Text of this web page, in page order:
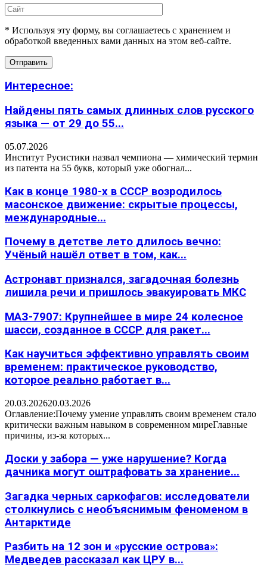
* Используя эту форму, вы соглашаетесь с хранением и
обработкой введенных вами данных на этом веб-сайте.
Интересное:
Найдены пять самых длинных слов русского
языка — от 29 до 55...
05.07.2026
Институт Русистики назвал чемпиона — химический термин
из патента на 55 букв, который уже обогнал...
Как в конце 1980-х в СССР возродилось
масонское движение: скрытые процессы,
международные...
Почему в детстве лето длилось вечно:
Учёный нашёл ответ в том, как...
Астронавт признался, загадочная болезнь
лишила речи и пришлось эвакуировать МКС
МАЗ-7907: Крупнейшее в мире 24 колесное
шасси, созданное в СССР для ракет...
Как научиться эффективно управлять своим
временем: практическое руководство,
которое реально работает в...
20.03.202620.03.2026
Оглавление:Почему умение управлять своим временем стало
критически важным навыком в современном миреГлавные
причины, из-за которых...
Доски у забора — уже нарушение? Когда
дачника могут оштрафовать за хранение...
Загадка черных саркофагов: исследователи
столкнулись с необъяснимым феноменом в
Антарктиде
Разбить на 12 зон и «русские острова»:
Медведев рассказал как ЦРУ в...